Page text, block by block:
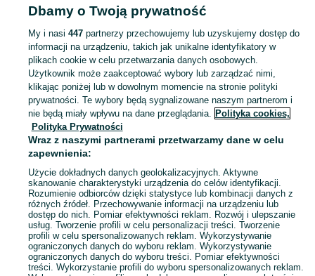
11,5 80 15,3
Skorzystaj z największego serwisu ogłoszeniowego - Wielopole i okolice! Kupuj to, czego pragniesz i sprzedawaj to, czego już nie potrzebujesz! Zobacz
Mapa kategorii
Mapa miejscowości
Mapa ministron
Popularne wyszukiwania
Dbamy o Twoją prywatność
My i nasi 447partnerzy przechowujemy lub uzyskujemy dostęp do
informacji na urządzeniu, takich jak unikalne identyfikatory w
plikach cookie w celu przetwarzania danych osobowych.
Użytkownik może zaakceptować wybory lub zarządzać nimi,
klikając poniżej lub w dowolnym momencie na stronie polityki
prywatności. Te wybory będą sygnalizowane naszym partnerom i
nie będą miały wpływu na dane przeglądania. Polityka cookies,
Polityka Prywatności
Wraz z naszymi partnerami przetwarzamy dane w celu
zapewnienia:
Użycie dokładnych danych geolokalizacyjnych. Aktywne
skanowanie charakterystyki urządzenia do celów identyfikacji.
Rozumienie odbiorców dzięki statystyce lub kombinacji danych z
różnych źródeł. Przechowywanie informacji na urządzeniu lub
dostęp do nich. Pomiar efektywności reklam. Rozwój i ulepszanie
usług. Tworzenie profili w celu personalizacji treści. Tworzenie
profili w celu spersonalizowanych reklam. Wykorzystywanie
ograniczonych danych do wyboru reklam. Wykorzystywanie
ograniczonych danych do wyboru treści. Pomiar efektywności
treści. Wykorzystanie profili do wyboru spersonalizowanych reklam.